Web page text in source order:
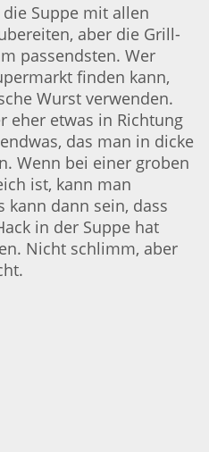
Suppe mit allen
aber die Grill-
passendsten. Wer
finden kann,
Wurst verwenden.
eher etwas in Richtung
das man in dicke
Wenn bei einer groben
ist, kann man
kann dann sein, dass
in der Suppe hat
Nicht schlimm, aber